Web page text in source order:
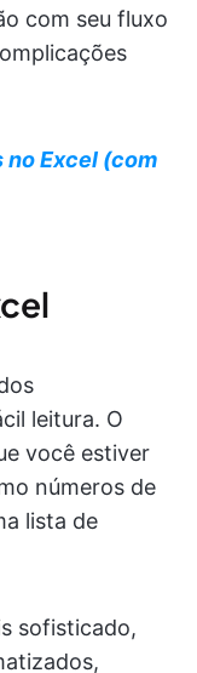
com seu fluxo
no Excel (com
leitura. O
você estiver
números de
lista de
sofisticado,